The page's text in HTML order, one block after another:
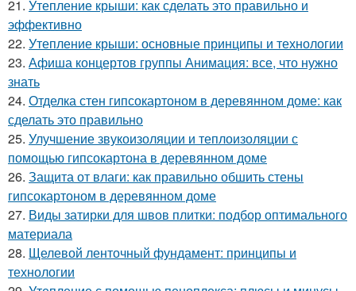
21. Утепление крыши: как сделать это правильно и
эффективно
22. Утепление крыши: основные принципы и технологии
23. Афиша концертов группы Анимация: все, что нужно
знать
24. Отделка стен гипсокартоном в деревянном доме: как
сделать это правильно
25. Улучшение звукоизоляции и теплоизоляции с
помощью гипсокартона в деревянном доме
26. Защита от влаги: как правильно обшить стены
гипсокартоном в деревянном доме
27. Виды затирки для швов плитки: подбор оптимального
материала
28. Щелевой ленточный фундамент: принципы и
технологии